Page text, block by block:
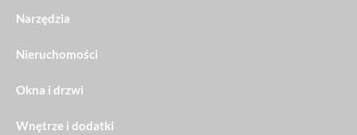
Narzędzia
Nieruchomości
Okna i drzwi
Wnętrze i dodatki